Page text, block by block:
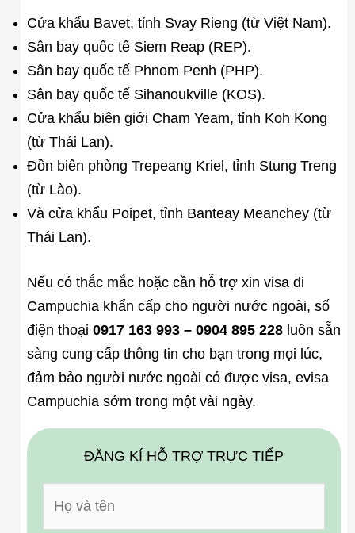
Cửa khẩu Bavet, tỉnh Svay Rieng (từ Việt Nam).
Sân bay quốc tế Siem Reap (REP).
Sân bay quốc tế Phnom Penh (PHP).
Sân bay quốc tế Sihanoukville (KOS).
Cửa khẩu biên giới Cham Yeam, tỉnh Koh Kong
(từ Thái Lan).
Đồn biên phòng Trepeang Kriel, tỉnh Stung Treng
(từ Lào).
Và cửa khẩu Poipet, tỉnh Banteay Meanchey (từ
Thái Lan).
Nếu có thắc mắc hoặc cần hỗ trợ xin visa đi
Campuchia khẩn cấp cho người nước ngoài, số
điện thoại 0917 163 993 – 0904 895 228luôn sẵn
sàng cung cấp thông tin cho bạn trong mọi lúc,
đảm bảo người nước ngoài có được visa, evisa
Campuchia sớm trong một vài ngày.
ĐĂNG KÍ HỖ TRỢ TRỰC TIẾP